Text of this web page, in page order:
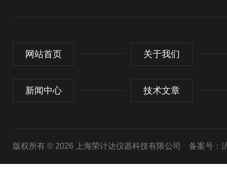
网站首页 关于我们
新闻中心 技术文章
版权所有 © 2026 上海荣计达仪器科技有限公司 备案号：